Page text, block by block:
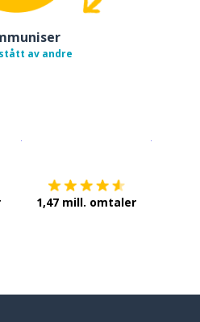
av andre
1,47 mill. omtaler